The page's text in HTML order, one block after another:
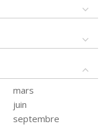
mars
juin
septembre